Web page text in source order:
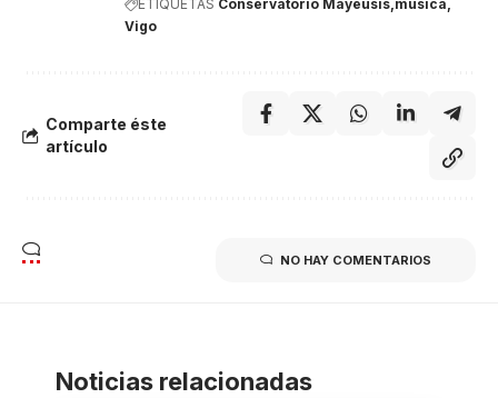
ETIQUETAS Conservatorio Mayeusis musica
Vigo
Comparte éste
artículo
NO HAY COMENTARIOS
Noticias relacionadas